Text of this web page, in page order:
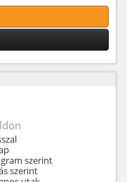
szerint
szerint